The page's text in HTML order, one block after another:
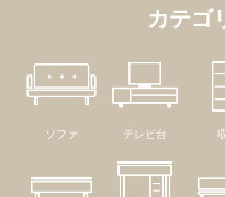
カテゴ
ソファ テレビ台